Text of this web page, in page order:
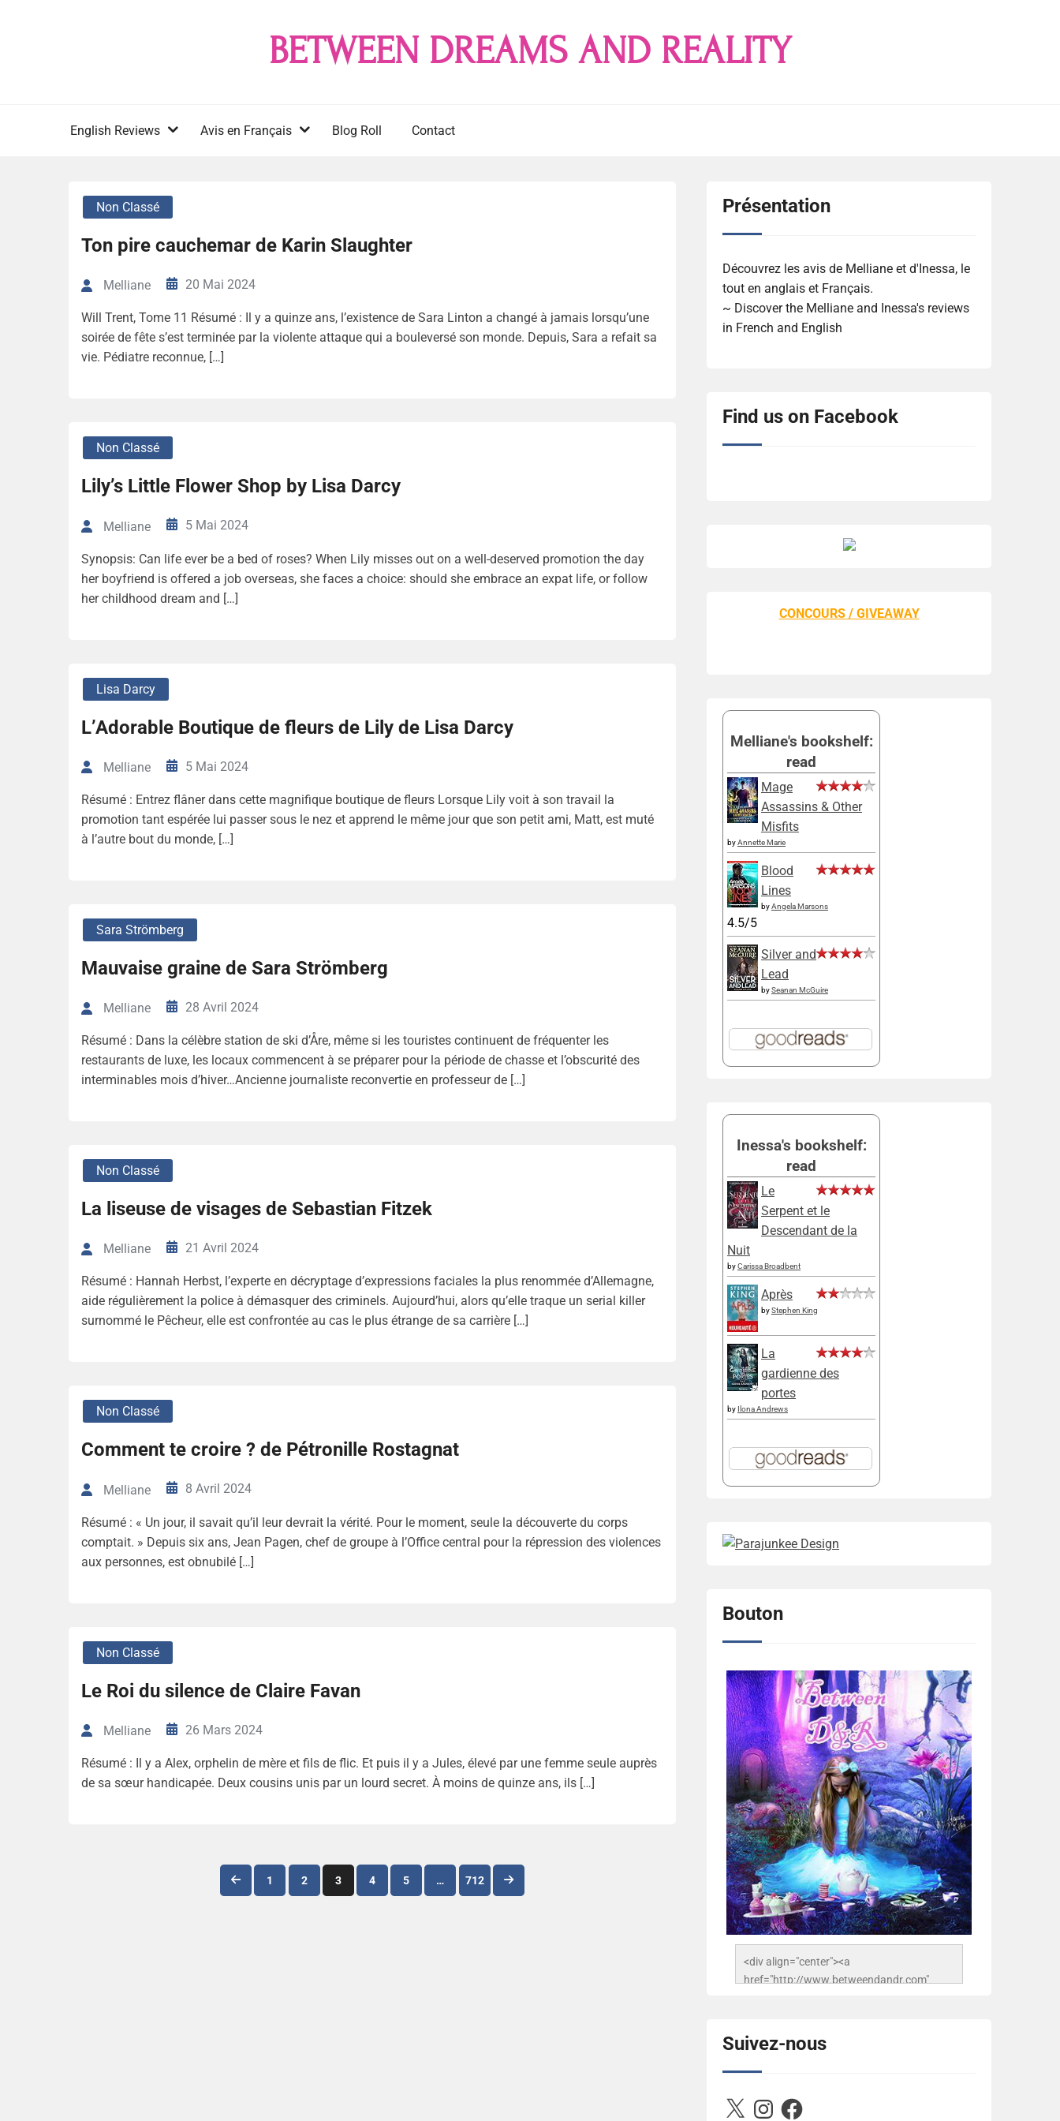
BETWEEN DREAMS AND REALITY
English Reviews Avis en Français Blog Roll Contact
Non Classé
Ton pire cauchemar de Karin Slaughter
Melliane 20 Mai 2024
Will Trent, Tome 11 Résumé : Il y a quinze ans, l’existence de Sara Linton a changé à jamais lorsqu’une
soirée de fête s’est terminée par la violente attaque qui a bouleversé son monde. Depuis, Sara a refait sa
vie. Pédiatre reconnue, […]
Non Classé
Lily’s Little Flower Shop by Lisa Darcy
Melliane 5 Mai 2024
Synopsis: Can life ever be a bed of roses? When Lily misses out on a well-deserved promotion the day
her boyfriend is offered a job overseas, she faces a choice: should she embrace an expat life, or follow
her childhood dream and […]
Lisa Darcy
L’Adorable Boutique de fleurs de Lily de Lisa Darcy
Melliane 5 Mai 2024
Résumé : Entrez flâner dans cette magnifique boutique de fleurs Lorsque Lily voit à son travail la
promotion tant espérée lui passer sous le nez et apprend le même jour que son petit ami, Matt, est muté
à l’autre bout du monde, […]
Sara Strömberg
Mauvaise graine de Sara Strömberg
Melliane 28 Avril 2024
Résumé : Dans la célèbre station de ski d’Åre, même si les touristes continuent de fréquenter les
restaurants de luxe, les locaux commencent à se préparer pour la période de chasse et l’obscurité des
interminables mois d’hiver…Ancienne journaliste reconvertie en professeur de […]
Non Classé
La liseuse de visages de Sebastian Fitzek
Melliane 21 Avril 2024
Résumé : Hannah Herbst, l’experte en décryptage d’expressions faciales la plus renommée d’Allemagne,
aide régulièrement la police à démasquer des criminels. Aujourd’hui, alors qu’elle traque un serial killer
surnommé le Pêcheur, elle est confrontée au cas le plus étrange de sa carrière […]
Non Classé
Comment te croire ? de Pétronille Rostagnat
Melliane 8 Avril 2024
Résumé : « Un jour, il savait qu’il leur devrait la vérité. Pour le moment, seule la découverte du corps
comptait. » Depuis six ans, Jean Pagen, chef de groupe à l’Office central pour la répression des violences
aux personnes, est obnubilé […]
Non Classé
Le Roi du silence de Claire Favan
Melliane 26 Mars 2024
Résumé : Il y a Alex, orphelin de mère et fils de flic. Et puis il y a Jules, élevé par une femme seule auprès
de sa sœur handicapée. Deux cousins unis par un lourd secret. À moins de quinze ans, ils […]
Navigation
1 2 3 4 5 … 712
Présentation
Découvrez les avis de Melliane et d'Inessa, le
tout en anglais et Français.
~ Discover the Melliane and Inessa's reviews
in French and English
Find us on Facebook
CONCOURS / GIVEAWAY
Melliane's bookshelf:
read
Mage
Assassins & Other
Misfits
byAnnette Marie
Blood
Lines
byAngela Marsons
4.5/5
Silver and
Lead
bySeanan McGuire
Inessa's bookshelf:
read
Le
Serpent et le
Descendant de la
Nuit
byCarissa Broadbent
Après
byStephen King
La
gardienne des
portes
by Ilona Andrews
Bouton
<div align="center"><a
href="http://www.betweendandr.com"
503716673157532-
2788222864243652657-n.jpg"
alt="Between D&R" style="border:none;" />
Suivez-nous
X InstagramFacebook